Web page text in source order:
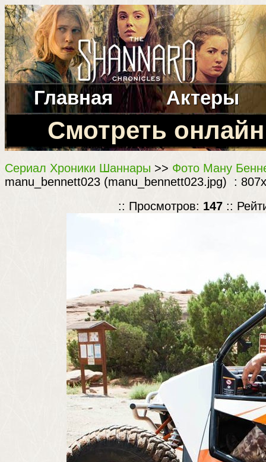
Главная Актеры
Смотреть онлайн
Сериал Хроники Шаннары >> Фото Ману
manu_bennett023 (manu_bennett023.jpg) :
:: Просмотров: 147 ::